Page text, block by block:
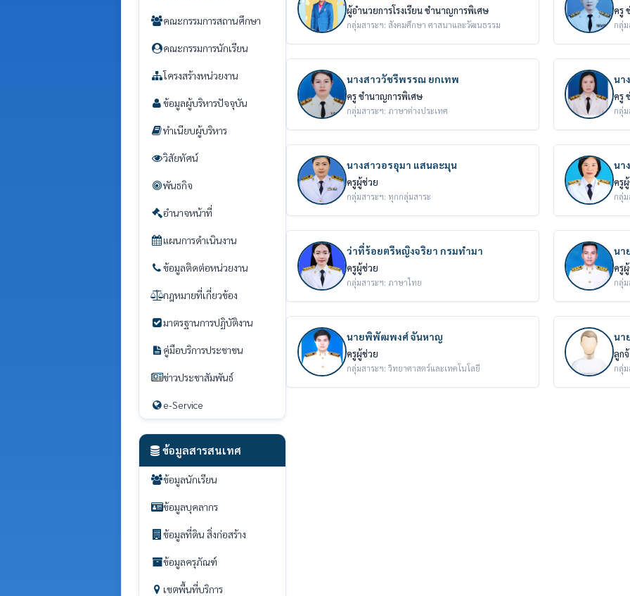
คณะกรรมการสถานศึกษา
คณะกรรมการนักเรียน
โครงสร้างหน่วยงาน
ข้อมูลผู้บริหารปัจจุบัน
ทำเนียบผู้บริหาร
วิสัยทัศน์
พันธกิจ
อำนาจหน้าที่
แผนการดำเนินงาน
ข้อมูลติดต่อหน่วยงาน
กฎหมายที่เกี่ยวข้อง
มาตรฐานการปฏิบัติงาน
คู่มือบริการประชาชน
ข่าวประชาสัมพันธ์
e-Service
ข้อมูลสารสนเทศ
ข้อมูลนักเรียน
ข้อมูลบุคลากร
ข้อมูลที่ดิน สิ่งก่อสร้าง
ข้อมูลครุภัณฑ์
เขตพื้นที่บริการ
ผู้อำนวยการโรงเรียน ชำนาญการพิเศษ
กลุ่มสาระฯ: สังคมศึกษา ศาสนาและวัฒนธรรม
ครู
กลุ่
นางสาววัชรีพรรณ ยกเทพ
ครู ชำนาญการพิเศษ
กลุ่มสาระฯ: ภาษาต่างประเทศ
นา
ครู
กลุ่
นางสาวอรอุมา แสนละมุน
ครูผู้ช่วย
กลุ่มสาระฯ: ทุกกลุ่มสาระ
นา
ครู
กลุ่
ว่าที่ร้อยตรีหญิงจริยา กรมทำมา
ครูผู้ช่วย
กลุ่มสาระฯ: ภาษาไทย
นา
ครู
กลุ่
นายพิพัฒพงศ์ จันหาญ
ครูผู้ช่วย
กลุ่มสาระฯ: วิทยาศาสตร์และเทคโนโลยี
นา
ลูก
กลุ่